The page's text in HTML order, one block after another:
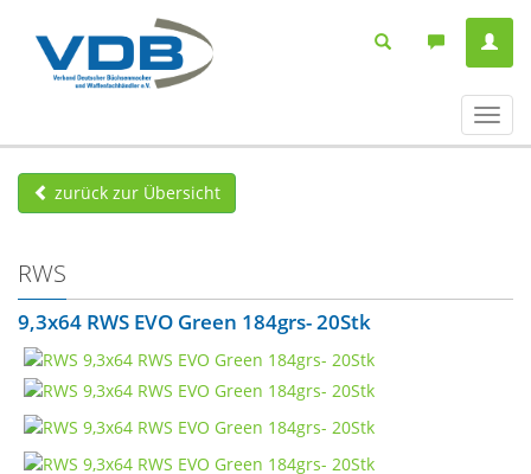
ein-/
zurück zur Übersicht
RWS
9,3x64 RWS EVO Green 184grs- 20Stk